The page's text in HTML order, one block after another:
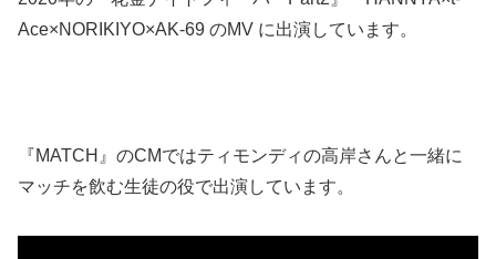
Ace×NORIKIYO×AK-69 のMV に出演しています。
『MATCH』のCMではティモンディの高岸さんと一緒に
マッチを飲む生徒の役で出演しています。